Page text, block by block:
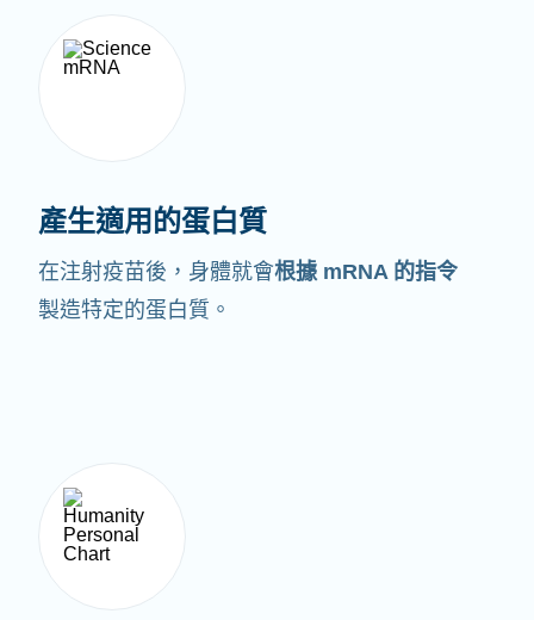
產生適用的蛋白質
在注射疫苗後，身體就會根據 mRNA 的指令
製造特定的蛋白質。